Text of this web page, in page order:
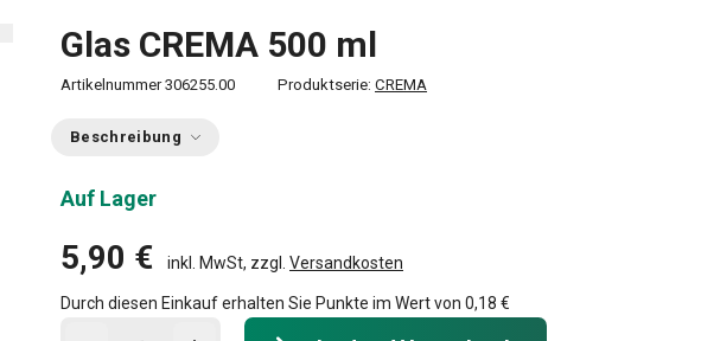
Glas CREMA 500 ml
Artikelnummer 306255.00 Produktserie: CREMA
Beschreibung
Auf Lager
5,90 € inkl. MwSt, zzgl. Versandkosten
Durch diesen Einkauf erhalten Sie Punkte im Wert von 0,18 €
In den Warenkorb - Menge